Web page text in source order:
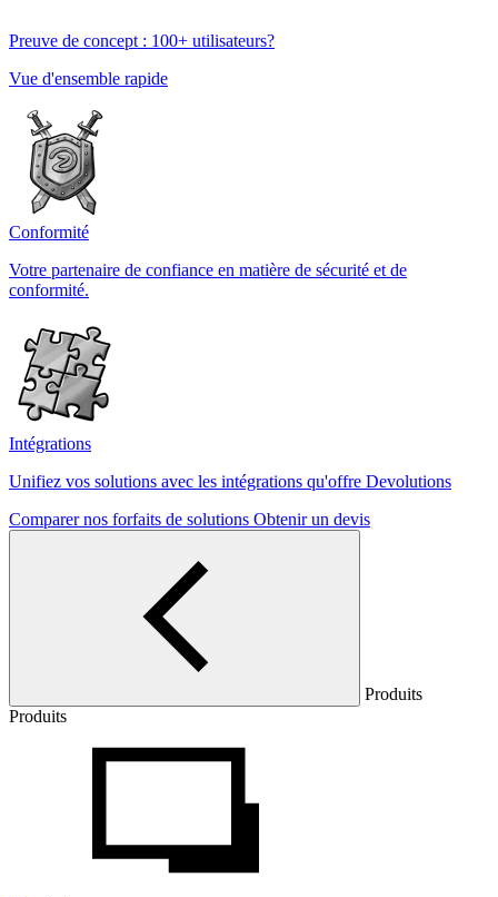
Preuve de concept : 100+ utilisateurs?
Vue d'ensemble rapide
Conformité
Votre partenaire de confiance en matière de sécurité et de
conformité.
Intégrations
Unifiez vos solutions avec les intégrations qu'offre Devolutions
Comparer nos forfaits de solutions Obtenir un devis
Produits
Produits